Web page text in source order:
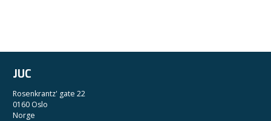
JUC
Rosenkrantz' gate 22
0160 Oslo
Norge